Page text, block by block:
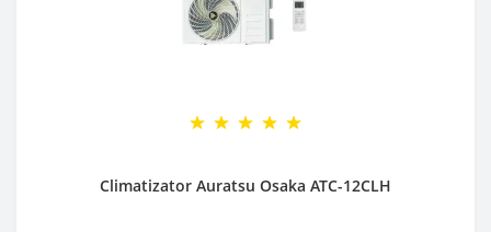
Climatizator Auratsu Osaka ATC-12CLH